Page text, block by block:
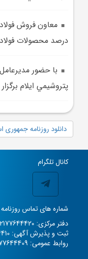
درصد محصولات فولاد
با حضور
پتروشيمي ايلام
دانلود روزنامه جمهوری اسلامی سه
کانال تلگرام
شماره های تماس
دفتر مرکزی: 02177644420
ثبت و پذیرش آگهی: 02177644410
روابط عمومی: 02177644409